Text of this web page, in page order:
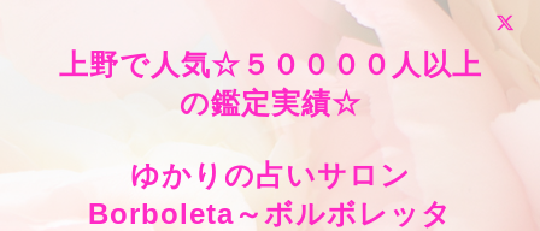
上野で人気☆５００００人以上
の鑑定実績☆
ゆかりの占いサロン
Borboleta～ボルボレッタ